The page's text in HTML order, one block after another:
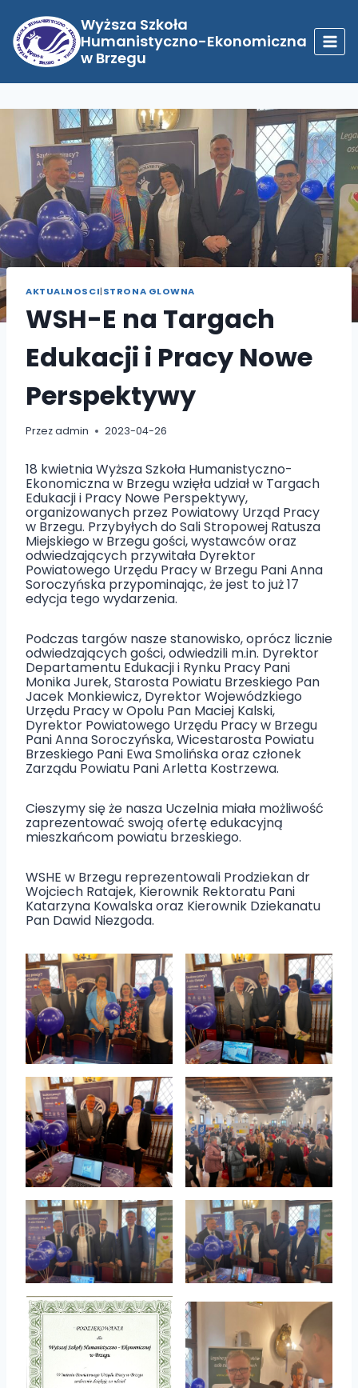
treści
Wyższa Szkoła
Humanistyczno-Ekonomiczna
w Brzegu
AKTUALNOSCI|STRONA GLOWNA
WSH-E na Targach
Edukacji i Pracy Nowe
Perspektywy
Przezadmin 2023-04-26
18 kwietnia Wyższa Szkoła Humanistyczno-
Ekonomiczna w Brzegu wzięła udział w Targach
Edukacji i Pracy Nowe Perspektywy,
organizowanych przez Powiatowy Urząd Pracy
w Brzegu. Przybyłych do Sali Stropowej Ratusza
Miejskiego w Brzegu gości, wystawców oraz
odwiedzających przywitała Dyrektor
Powiatowego Urzędu Pracy w Brzegu Pani Anna
Soroczyńska przypominając, że jest to już 17
edycja tego wydarzenia.
Podczas targów nasze stanowisko, oprócz licznie
odwiedzających gości, odwiedzili m.in. Dyrektor
Departamentu Edukacji i Rynku Pracy Pani
Monika Jurek, Starosta Powiatu Brzeskiego Pan
Jacek Monkiewicz, Dyrektor Wojewódzkiego
Urzędu Pracy w Opolu Pan Maciej Kalski,
Dyrektor Powiatowego Urzędu Pracy w Brzegu
Pani Anna Soroczyńska, Wicestarosta Powiatu
Brzeskiego Pani Ewa Smolińska oraz członek
Zarządu Powiatu Pani Arletta Kostrzewa.
Cieszymy się że nasza Uczelnia miała możliwość
zaprezentować swoją ofertę edukacyjną
mieszkańcom powiatu brzeskiego.
WSHE w Brzegu reprezentowali Prodziekan dr
Wojciech Ratajek, Kierownik Rektoratu Pani
Katarzyna Kowalska oraz Kierownik Dziekanatu
Pan Dawid Niezgoda.